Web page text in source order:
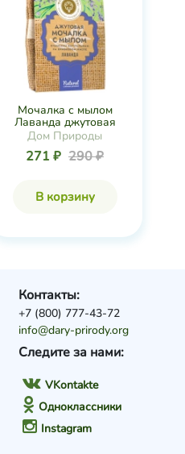
Мочалка с мылом
Лаванда джутовая
Дом Природы
271 ₽ 290 ₽
В корзину
Следите за нами:
VKontakte
Одноклассники
Instagram
Контакты:
+7 (800) 777-43-72
info@dary-prirody.org